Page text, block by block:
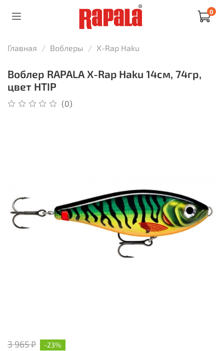
0
Главная Воблеры X-Rap Haku
Воблер RAPALA X-Rap Haku 14см, 74гр,
цвет HTIP
(0)
3 965 ₽ -23%